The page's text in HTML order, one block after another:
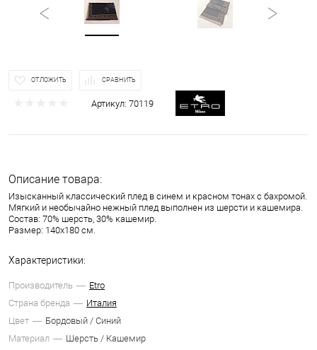
ОТЛОЖИТЬ СРАВНИТЬ
Артикул: 70119
Описание товара:
Изысканный классический плед в синем и красном тонах с бахромой.
Мягкий и необычайно нежный плед выполнен из шерсти и кашемира.
Состав: 70% шерсть, 30% кашемир.
Размер: 140х180 см.
Характеристики:
Производитель
Etro
Страна бренда
Италия
Цвет
Бордовый / Синий
Материал
Шерсть / Кашемир